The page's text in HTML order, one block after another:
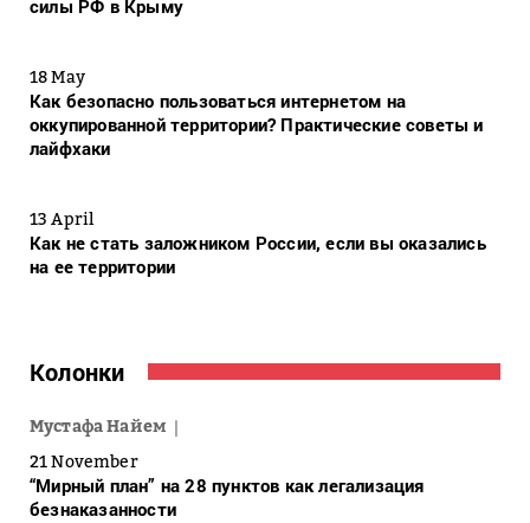
силы РФ в Крыму
18 May
Как безопасно пользоваться интернетом на
оккупированной территории? Практические советы и
лайфхаки
13 April
Как не стать заложником России, если вы оказались
на ее территории
Колонки
Мустафа Найем
21 November
“Мирный план” на 28 пунктов как легализация
безнаказанности